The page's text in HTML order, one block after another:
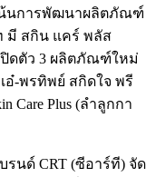
น้นการพัฒนาผลิตภัณฑ์
มี สกิน แคร์ พลัส
ปิดตัว 3 ผลิตภัณฑ์ใหม่
อ๋-พรทิพย์ สกิดใจ พรี
Plus (ลำลูกกา
รนด์ CRT (ซีอาร์ที) จัด